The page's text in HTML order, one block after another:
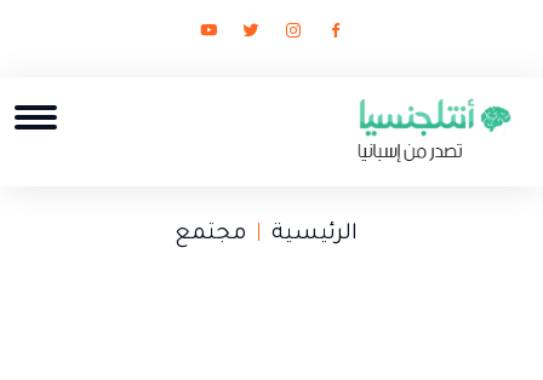
الرئيسية مجتمع